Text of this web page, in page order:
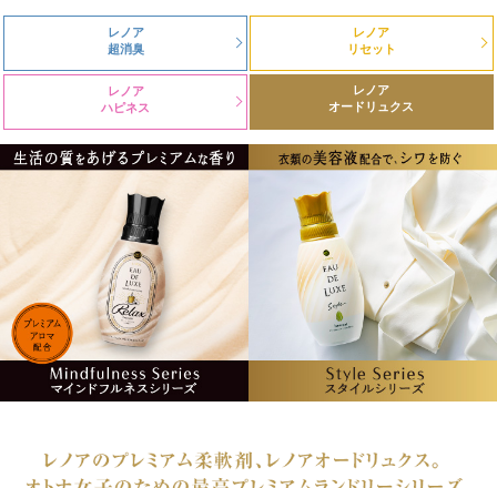
レノア
超消臭
レノア
リセット
レノア
ハピネス
レノア
オードリュクス